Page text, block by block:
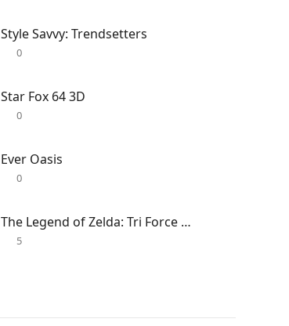
Style Savvy: Trendsetters
0
Star Fox 64 3D
0
Ever Oasis
0
The Legend of Zelda: Tri Force Heroes
5